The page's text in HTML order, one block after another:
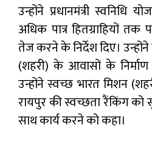
उन्होंने प्रधानमंत्री
अधिक पात्र हितग्राहियों
तेज करने के निर्देश दिए। उन्होंने
(शहरी) के आवासों के
उन्होंने स्वच्छ भारत मिशन
रायपुर की स्वच्छता रैंकिंग को
साथ कार्य करने को कहा।